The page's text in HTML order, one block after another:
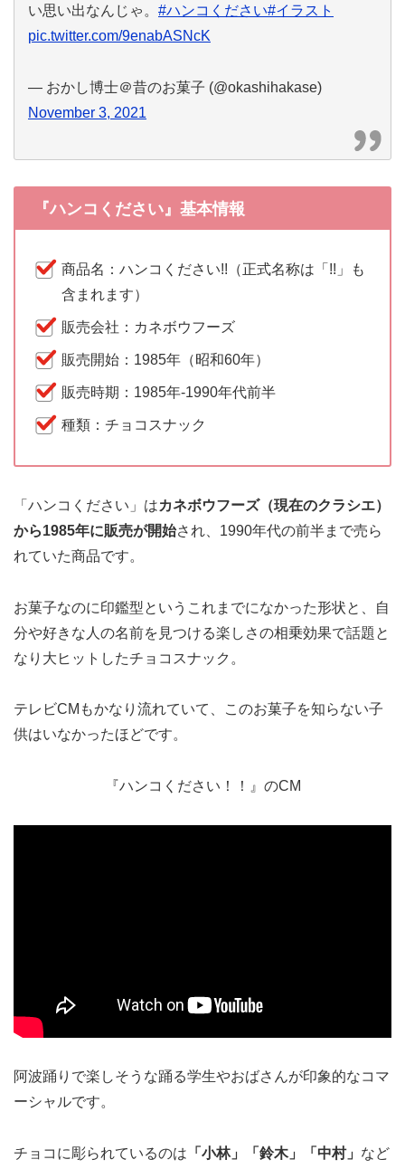
い思い出なんじゃ。 #ハンコください#イラスト
pic.twitter.com/9enabASNcK
— おかし博士＠昔のお菓子 (@okashihakase)
November 3, 2021
『ハンコください』基本情報
商品名：ハンコください!!（正式名称は「!!」も
含まれます）
販売会社：カネボウフーズ
販売開始：1985年（昭和60年）
販売時期：1985年-1990年代前半
種類：チョコスナック
「ハンコください」はカネボウフーズ（現在のクラシエ）
から1985年に販売が開始され、1990年代の前半まで売ら
れていた商品です。
お菓子なのに印鑑型というこれまでになかった形状と、自
分や好きな人の名前を見つける楽しさの相乗効果で話題と
なり大ヒットしたチョコスナック。
テレビCMもかなり流れていて、このお菓子を知らない子
供はいなかったほどです。
『ハンコください！！』のCM
阿波踊りで楽しそうな踊る学生やおばさんが印象的なコマ
ーシャルです。
チョコに彫られているのは 「小林」「鈴木」「中村」 など